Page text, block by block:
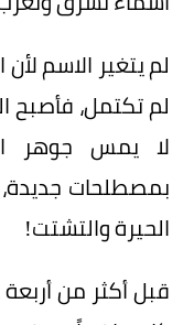
لم يتغير الاسم
لم تكتمل، فأصبح
لا يمس جوهر
بمصطلحات
الحيرة والتشتت!
قبل أكثر من أربعة